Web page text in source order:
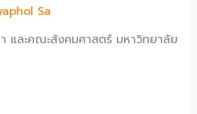
Sa
และคณะสังคมศาสตร์ มหาวิทยาลัย